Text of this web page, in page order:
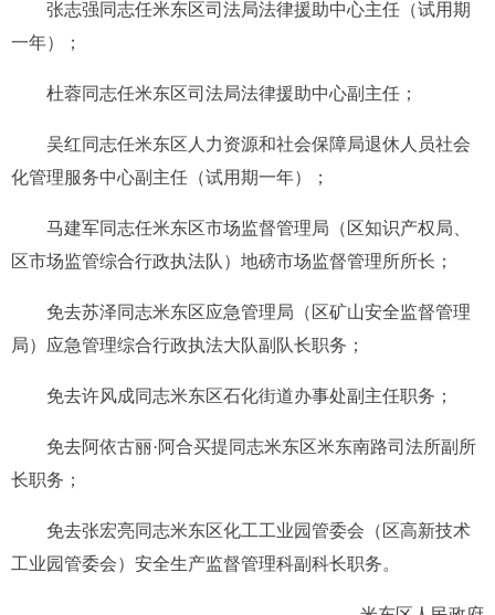
张志强同志任米东区司法局法律援助中心主任（试用期
一年）；
杜蓉同志任米东区司法局法律援助中心副主任；
吴红同志任米东区人力资源和社会保障局退休人员社会
化管理服务中心副主任（试用期一年）；
马建军同志任米东区市场监督管理局（区知识产权局、
区市场监管综合行政执法队）地磅市场监督管理所所长；
免去苏泽同志米东区应急管理局（区矿山安全监督管理
局）应急管理综合行政执法大队副队长职务；
免去许风成同志米东区石化街道办事处副主任职务；
免去阿依古丽·阿合买提同志米东区米东南路司法所副所
长职务；
免去张宏亮同志米东区化工工业园管委会（区高新技术
工业园管委会）安全生产监督管理科副科长职务。